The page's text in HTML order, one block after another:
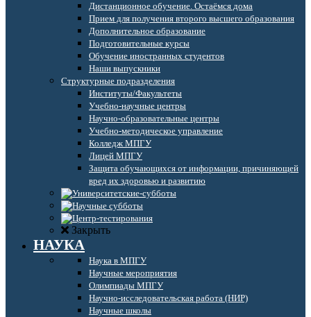
Дистанционное обучение. Остаёмся дома
Прием для получения второго высшего образования
Дополнительное образование
Подготовительные курсы
Обучение иностранных студентов
Наши выпускники
Структурные подразделения
Институты/Факультеты
Учебно-научные центры
Научно-образовательные центры
Учебно-методическое управление
Колледж МПГУ
Лицей МПГУ
Защита обучающихся от информации, причиняющей
вред их здоровью и развитию
Закрыть
НАУКА
Наука в МПГУ
Научные мероприятия
Олимпиады МПГУ
Научно-исследовательская работа (НИР)
Научные школы